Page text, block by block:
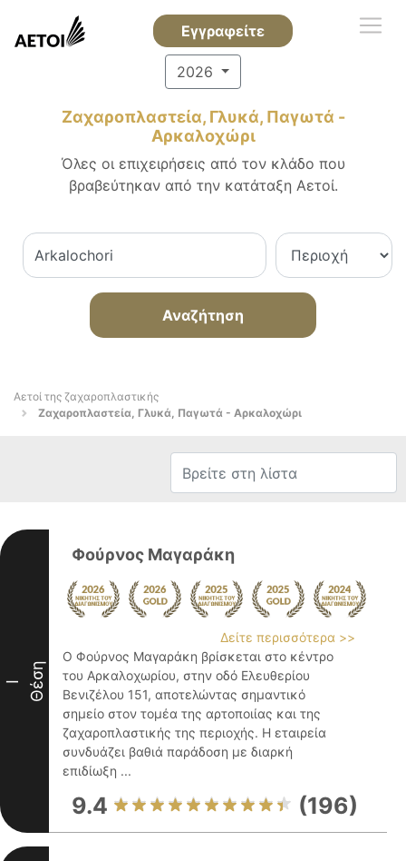
Εγγραφείτε
2026
Ζαχαροπλαστεία, Γλυκά, Παγωτά -
Αρκαλοχώρι
Όλες οι επιχειρήσεις από τον κλάδο που
βραβεύτηκαν από την κατάταξη Αετοί.
Αναζήτηση
Αετοί της ζαχαροπλαστικής
Ζαχαροπλαστεία, Γλυκά, Παγωτά - Αρκαλοχώρι
I Θέση
Φούρνος Μαγαράκη
Δείτε περισσότερα >>
Ο Φούρνος Μαγαράκη βρίσκεται στο κέντρο
του Αρκαλοχωρίου, στην οδό Ελευθερίου
Βενιζέλου 151, αποτελώντας σημαντικό
σημείο στον τομέα της αρτοποιίας και της
ζαχαροπλαστικής της περιοχής. Η εταιρεία
συνδυάζει βαθιά παράδοση με διαρκή
επιδίωξη ...
9.4 (196)